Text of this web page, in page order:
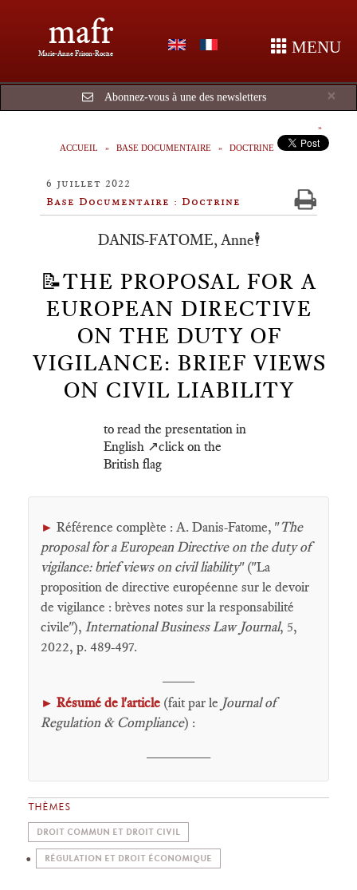
mafr
Marie-Anne Frison-Roche MENU
×
Abonnez-vous à une des newsletters
ACCUEIL BASE DOCUMENTAIRE DOCTRINE
6 juillet 2022
Base Documentaire : Doctrine
DANIS-FATOME, Anne🕴️
📝THE PROPOSAL FOR A
EUROPEAN DIRECTIVE
ON THE DUTY OF
VIGILANCE: BRIEF VIEWS
ON CIVIL LIABILITY
to read the presentation in
English ↗️click on the
British flag
► Référence complète : A. Danis-Fatome, "The
proposal for a European Directive on the duty of
vigilance: brief views on civil liability" ("La
proposition de directive européenne sur le devoir
de vigilance : brèves notes sur la responsabilité
civile"), International Business Law Journal, 5,
2022, p. 489-497.
► Résumé de l'article (fait par le Journal of
Regulation & Compliance) :
THÈMES
DROIT COMMUN ET DROIT CIVIL
RÉGULATION ET DROIT ÉCONOMIQUE